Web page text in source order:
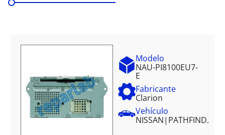
Modelo
NAU-PI8100EU7-
E
Fabricante
Clarion
Vehículo
NISSAN| PATHFIND.